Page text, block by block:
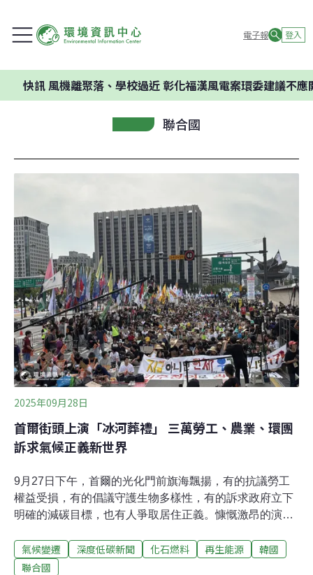
電子報 登入
風機離聚落、學校過近 彰化福漢風電案環委建議不應開發
聯合國
2025年09月28日
首爾街頭上演「冰河葬禮」 三萬勞工、農業、環團
訴求氣候正義新世界
9月27日下午，首爾的光化門前旗海飄揚，有的抗議勞工
權益受損，有的倡議守護生物多樣性，有的訴求政府立下
明確的減碳目標，也有人爭取居住正義。慷慨激昂的演說
World」，這是首爾今年度的氣候正義遊行。跨領域團體
齊聚 展現氣候訴求多元性 這是疫情後以來的第四次氣候正
氣候變遷 深度低碳新聞 化石燃料 再生能源
韓國
聯合國